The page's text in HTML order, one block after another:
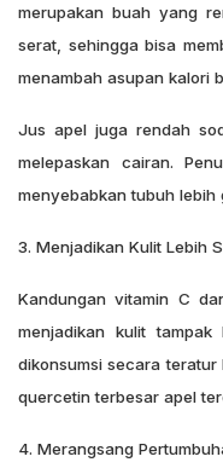
merupakan buah yang
serat, sehingga bisa
menambah asupan kalori
Jus apel juga rendah
melepaskan cairan.
menyebabkan tubuh lebih
3. Menjadikan Kulit Lebih
Kandungan vitamin C
menjadikan kulit
dikonsumsi secara
quercetin terbesar apel
4. Merangsang